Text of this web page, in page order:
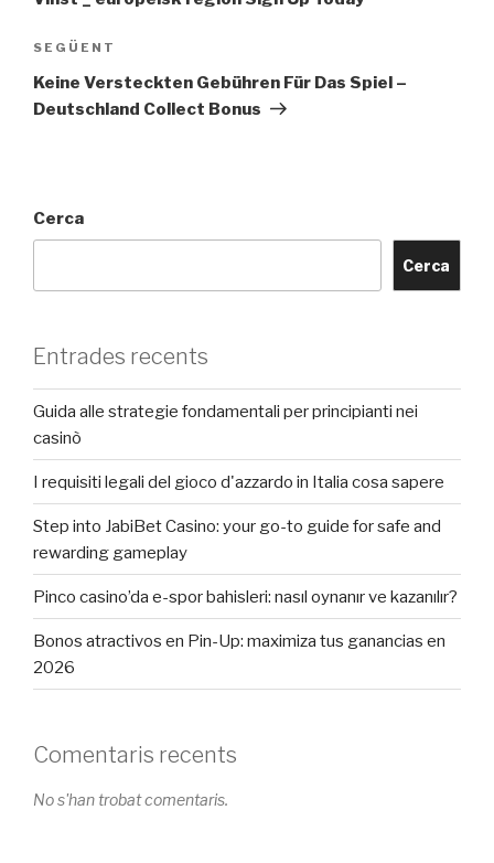
Entrada
següent
SEGÜENT
Keine Versteckten Gebühren Für Das Spiel –
Deutschland Collect Bonus
Cerca
Cerca
Entrades recents
Guida alle strategie fondamentali per principianti nei
casinò
I requisiti legali del gioco d'azzardo in Italia cosa sapere
Step into JabiBet Casino: your go-to guide for safe and
rewarding gameplay
Pinco casino’da e-spor bahisleri: nasıl oynanır ve kazanılır?
Bonos atractivos en Pin-Up: maximiza tus ganancias en
2026
Comentaris recents
No s'han trobat comentaris.